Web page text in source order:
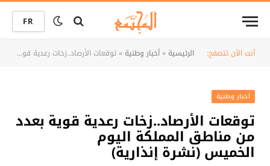
FR
أنت الآن تتصفح: الرئيسية»أخبار وطنية»توقعات الأرصاد..زخات رعدية قوية بعدد من مناطق المملكة اليوم الخميس (نشرة إنذارية)
أخبار وطنية
توقعات الأرصاد..زخات رعدية قوية بعدد
من مناطق المملكة اليوم
الخميس (نشرة إنذارية)